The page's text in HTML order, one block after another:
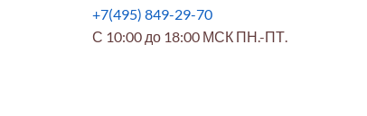
+7(495) 849-29-70
С 10:00 до 18:00 МСК ПН.-ПТ.